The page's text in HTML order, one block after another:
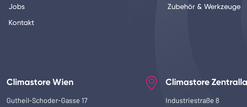
Jobs
Kontakt
Zubehör & Werkzeuge
Climastore Wien
Gutheil-Schoder-Gasse 17
Climastore
Industriestraße 8